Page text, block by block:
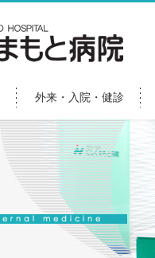
外来・入院・健診